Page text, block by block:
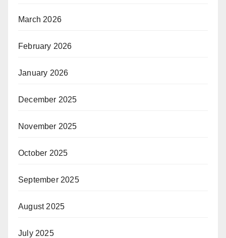
March 2026
February 2026
January 2026
December 2025
November 2025
October 2025
September 2025
August 2025
July 2025